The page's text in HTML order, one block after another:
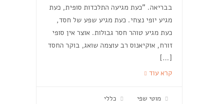
בבריאה. "כעת מגיעה התלכדות סופית, כעת
מגיע יופי נצחי. כעת מגיע שפע של חסד,
כעת מגיע טוהר חסר גבולות. אוצר אין סופי
זורח, אוקיאנוס רב עוצמה שואג, בוקר החסד
[…]
קרא עוד
מוטי שפי
כללי